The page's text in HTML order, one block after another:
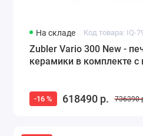
На складе Код товара: IQ-
Zubler Vario 300 New -
керамики в комплекте
-16 % 618490 р. 736390